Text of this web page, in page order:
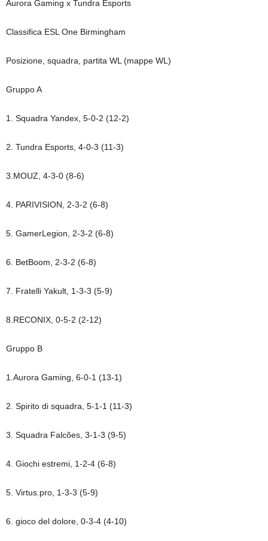
Aurora Gaming x Tundra Esports
Classifica ESL One Birmingham
Posizione, squadra, partita WL (mappe WL)
Gruppo A
1. Squadra Yandex, 5-0-2 (12-2)
2. Tundra Esports, 4-0-3 (11-3)
3.MOUZ, 4-3-0 (8-6)
4. PARIVISION, 2-3-2 (6-8)
5. GamerLegion, 2-3-2 (6-8)
6. BetBoom, 2-3-2 (6-8)
7. Fratelli Yakult, 1-3-3 (5-9)
8.RECONIX, 0-5-2 (2-12)
Gruppo B
1.Aurora Gaming, 6-0-1 (13-1)
2. Spirito di squadra, 5-1-1 (11-3)
3. Squadra Falcões, 3-1-3 (9-5)
4. Giochi estremi, 1-2-4 (6-8)
5. Virtus.pro, 1-3-3 (5-9)
6. gioco del dolore, 0-3-4 (4-10)